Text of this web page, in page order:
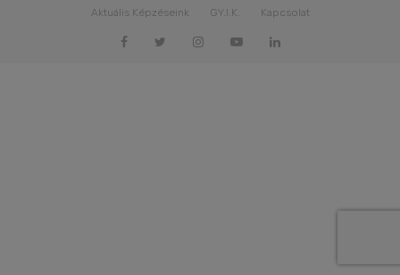
Aktuális Képzéseink
GY.I.K. Kapcsolat